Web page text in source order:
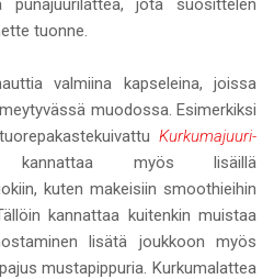
tuonne.
valmiina kapseleina, joissa
muodossa. Esimerkiksi
Kurkumajuuri-
myös lisäillä
kuten makeisiin smoothieihin
kannattaa kuitenkin muistaa
lisätä joukkoon myös
mustapippuria. Kurkumalattea